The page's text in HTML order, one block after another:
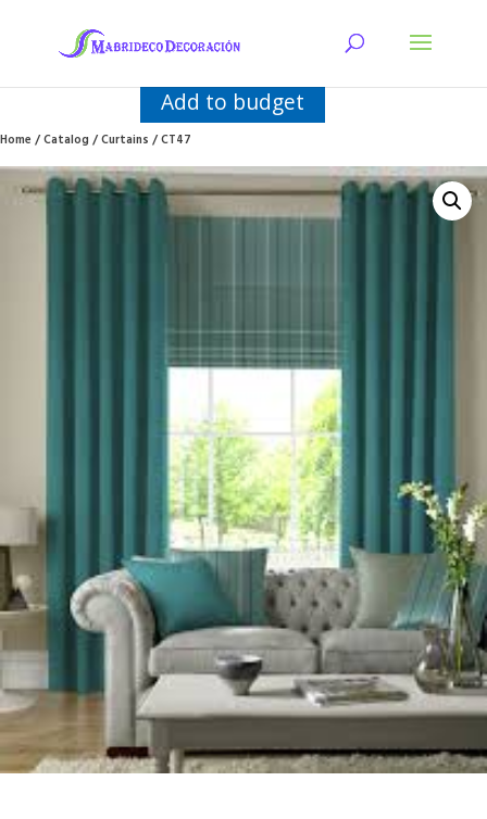
Add to budget
Home/Catalog/Curtains/ CT47